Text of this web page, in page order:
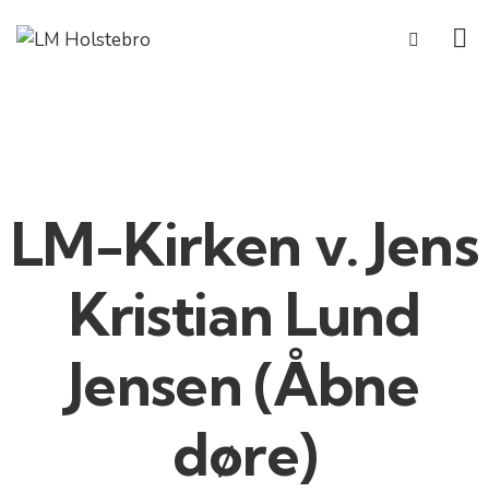
LM-Kirken v. Jens
Kristian Lund
Jensen (Åbne
døre)